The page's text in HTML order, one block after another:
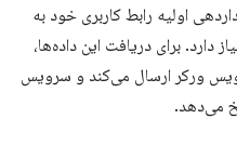
اولیه رابط کاربری خود به
دارد. برای دریافت این داده‌ها،
ورکر ارسال می‌کند و سرویس
می‌دهد.